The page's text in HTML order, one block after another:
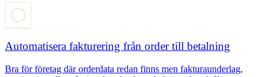
Automatisera fakturering från order till betalning
Bra för företag där orderdata redan finns men fakturaunderlag,